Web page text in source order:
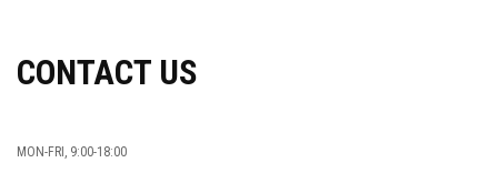
CONTACT US
MON-FRI, 9:00-18:00